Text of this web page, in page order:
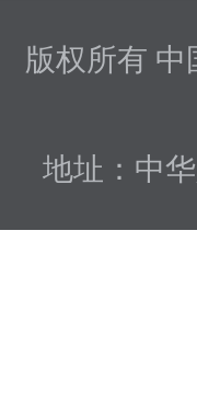
版权所有 中
地址：中